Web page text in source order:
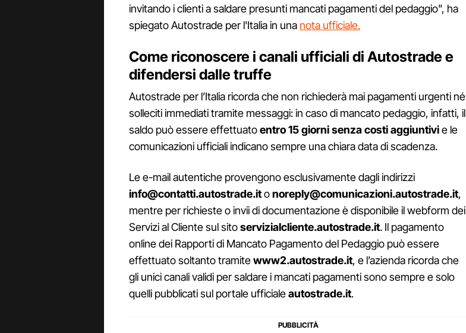
invitando i clienti a saldare presunti mancati pagamenti del pedaggio", ha
spiegato Autostrade per l'Italia in una nota ufficiale.
Come riconoscere i canali ufficiali di Autostrade e
difendersi dalle truffe
Autostrade per l’Italia ricorda che non richiederà mai pagamenti urgenti né
solleciti immediati tramite messaggi: in caso di mancato pedaggio, infatti, il
saldo può essere effettuatoentro 15 giorni senza costi aggiuntivie le
comunicazioni ufficiali indicano sempre una chiara data di scadenza.
Le e-mail autentiche provengono esclusivamente dagli indirizzi
info@contatti.autostrade.itonoreply@comunicazioni.autostrade.it,
mentre per richieste o invii di documentazione è disponibile il webform dei
Servizi al Cliente sul sitoservizialcliente.autostrade.it. Il pagamento
online dei Rapporti di Mancato Pagamento del Pedaggio può essere
effettuato soltanto tramitewww2.autostrade.it, e l’azienda ricorda che
gli unici canali validi per saldare i mancati pagamenti sono sempre e solo
quelli pubblicati sul portale ufficialeautostrade.it.